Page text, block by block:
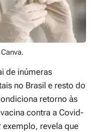
de inúmeras
no Brasil e resto do
retorno às
contra a Covid-
exemplo, revela que